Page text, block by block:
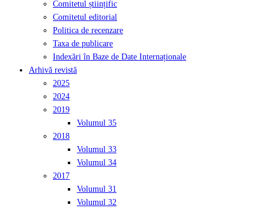
Comitetul științific
Comitetul editorial
Politica de recenzare
Taxa de publicare
Indexări în Baze de Date Internaționale
Arhivă revistă
2025
2024
2019
Volumul 35
2018
Volumul 33
Volumul 34
2017
Volumul 31
Volumul 32